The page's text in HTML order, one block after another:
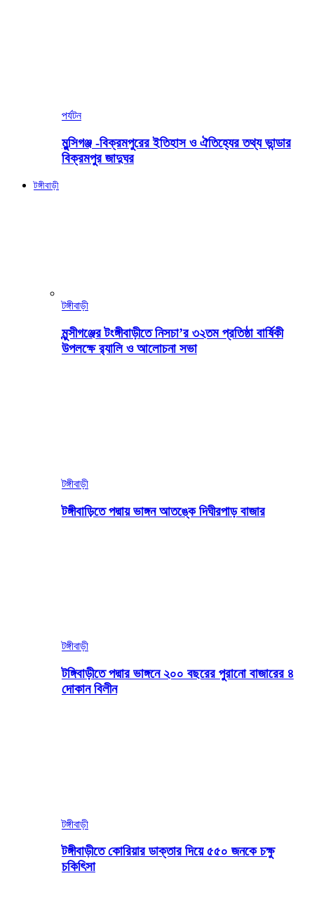
পর্যটন
মুন্সিগঞ্জ -বিক্রমপুরের ইতিহাস ও ঐতিহ্যের তথ্য ভান্ডার
বিক্রমপুর জাদুঘর
টঙ্গীবাড়ী
টঙ্গীবাড়ী
মুন্সীগঞ্জের টংঙ্গীবাড়ীতে নিসচা’র ৩২তম প্রতিষ্ঠা বার্ষিকী
উপলক্ষে র‍্যালি ও আলোচনা সভা
টঙ্গীবাড়ী
টঙ্গীবাড়িতে পদ্মায় ভাঙ্গন আতঙ্কে দিঘীরপাড় বাজার
টঙ্গীবাড়ী
টঙ্গিবাড়ীতে পদ্মার ভাঙ্গনে ২০০ বছরের পুরানো বাজারের ৪
দোকান বিলীন
টঙ্গীবাড়ী
টঙ্গীবাড়ীতে কোরিয়ার ডাক্তার দিয়ে ৫৫০ জনকে চক্ষু
চকিৎিসা